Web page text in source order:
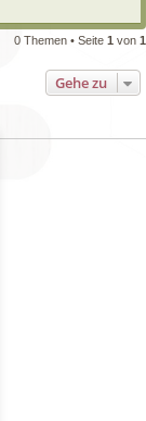
0 Themen • Seite 1 von 1
Gehe zu